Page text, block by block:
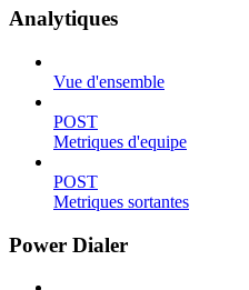
Analytiques
Vue d'ensemble
POST
Metriques d'equipe
POST
Metriques sortantes
Power Dialer